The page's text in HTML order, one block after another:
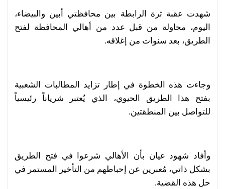
شهدت عقبة ثرة الرابطة بين محافظتي أبين والبيضاء،
اليوم، محاولة من قبل عدد من أهالي المحافظة لفتح
الطريق، بعد سنوات من إغلاقه.
وجاءت هذه الخطوة في إطار تزايد المطالبات الشعبية
بفتح هذا الطريق الحيوي، الذي يُعتبر شرياناً رئيسياً
للتواصل بين المنطقتين.
وأفاد شهود عيان بأن الأهالي شرعوا في فتح الطريق
بشكل ذاتي، مُعبرين عن إحباطهم من التأخير المستمر في
حل هذه القضية.